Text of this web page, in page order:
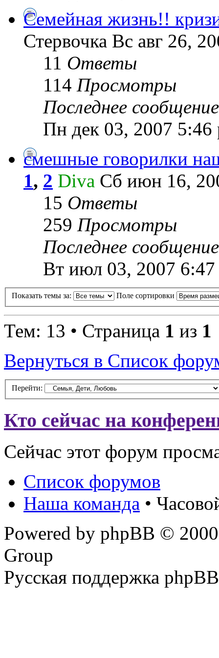
Семейная жизнь!!
Стервочка Вс авг 26,
11 Ответы
114 Просмотры
Последнее сообщение
Пн дек 03, 2007 5:46
смешные говорилки
1, 2 Diva Сб июн 16,
15 Ответы
259 Просмотры
Последнее сообщение
Вт июл 03, 2007 6:47
Показать темы за: Поле сортировки
Тем: 13 • Страница 1 из 1
Вернуться в Список
Перейти:
Кто сейчас на
Сейчас этот форум
Список форумов
Наша команда •
Powered by phpBB ©
Group
Русская поддержка phpBB